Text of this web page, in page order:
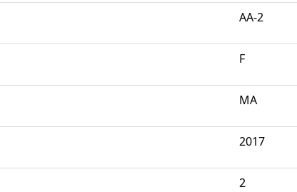
AA-2
F
MA
2017
2